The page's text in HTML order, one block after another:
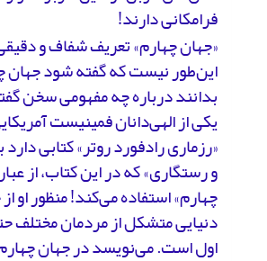
فرامکانی دارند!
«جهان چهارم» تعریف شفاف و
این‌طور نیست که گفته شود جهان
بدانند درباره چه مفهومی سخن
یکی از الهی‌دانان فمینیست
«رزماری رادفورد روتر» کتابی دارد
و رستگاری» که در این کتاب، از
چهارم» استفاده می‌کند! منظور او
دنیایی متشکل از مردمان مختلف
اول است. می‌نویسد در جهان